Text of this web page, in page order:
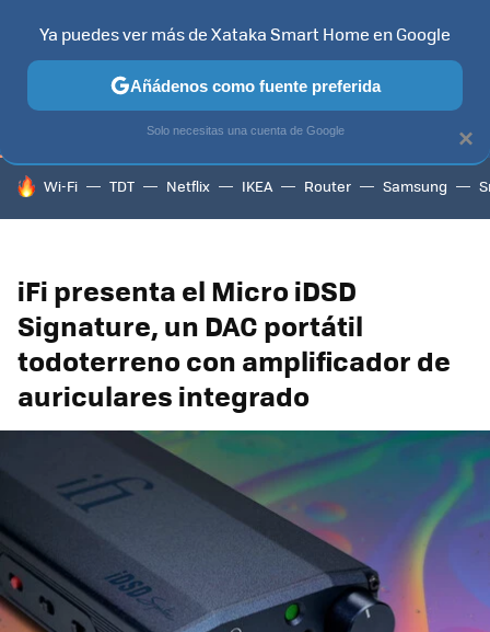
TELEVISORES CONTENIDOS SMART TV SELECCIÓN
HOY SE HABLA DE
Wi-Fi TDT Netflix IKEA Router Samsung
iFi presenta el Micro iDSD
Signature, un DAC portátil
todoterreno con amplificador de
auriculares integrado
×
Ya puedes ver más de Xataka Smart Home en Google
Añádenos como fuente preferida
Solo necesitas una cuenta de Google